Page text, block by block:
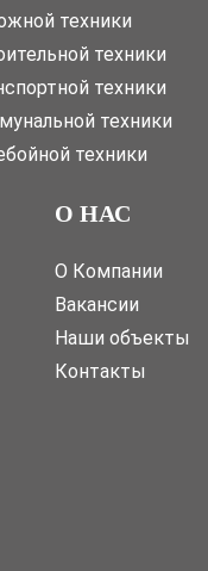
техники
техники
техники
техники
техники
О НАС
О Компании
Вакансии
Наши объекты
Контакты